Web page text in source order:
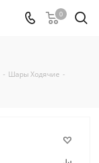
0
- Шары Ходячие -